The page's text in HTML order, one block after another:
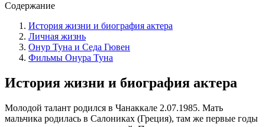
Содержание
История жизни и биография актера
Личная жизнь
Онур Туна и Седа Гювен
Фильмы Онура Туна
История жизни и биография актера
Молодой талант родился в Чанаккале 2.07.1985. Мать
мальчика родилась в Салониках (Греция), там же первые годы